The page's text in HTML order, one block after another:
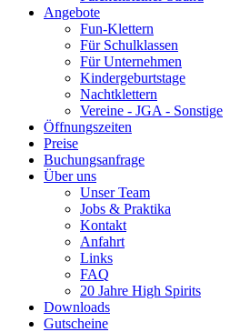
Angebote
Fun-Klettern
Für Schulklassen
Für Unternehmen
Kindergeburtstage
Nachtklettern
Vereine - JGA - Sonstige
Öffnungszeiten
Preise
Buchungsanfrage
Über uns
Unser Team
Jobs & Praktika
Kontakt
Anfahrt
Links
FAQ
20 Jahre High Spirits
Downloads
Gutscheine